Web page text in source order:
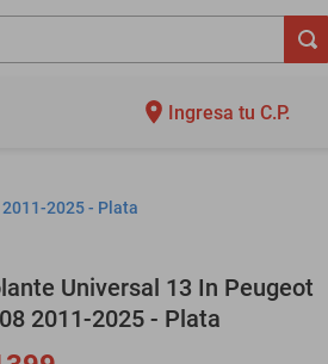
Ingresa tu C.P.
2025 - Plata
Universal 13 In Peugeot
2011-2025 - Plata